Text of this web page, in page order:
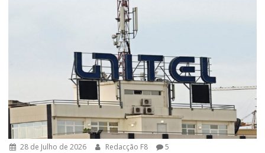
28 de Julho de 2026 Redacção F8 5